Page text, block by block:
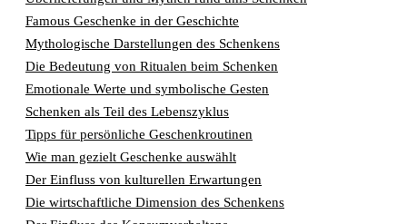
Famous Geschenke in der Geschichte
Mythologische Darstellungen des Schenkens
Die Bedeutung von Ritualen beim Schenken
Emotionale Werte und symbolische Gesten
Schenken als Teil des Lebenszyklus
Tipps für persönliche Geschenkroutinen
Wie man gezielt Geschenke auswählt
Der Einfluss von kulturellen Erwartungen
Die wirtschaftliche Dimension des Schenkens